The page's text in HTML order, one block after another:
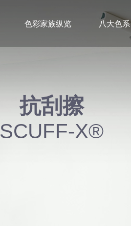
色彩家族纵览 八大色系
抗刮擦
SCUFF-X®